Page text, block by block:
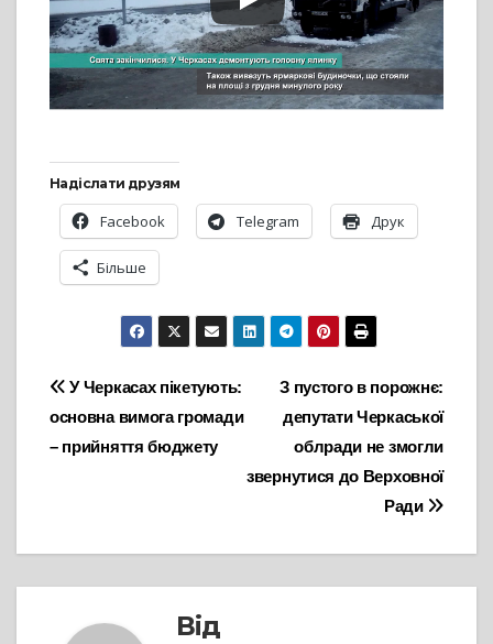
Надіслати друзям
Facebook Telegram Друк
Більше
Навігація
записів
З пустого в порожнє:
депутати Черкаської
облради не змогли
звернутися до Верховної
Ради
У Черкасах пікетують:
основна вимога громади
– прийняття бюджету
Від